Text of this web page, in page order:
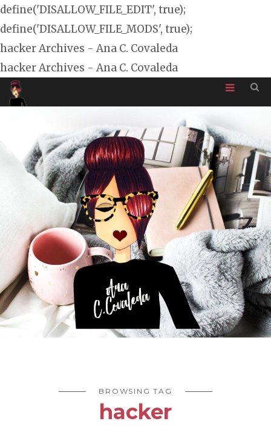
define('DISALLOW_FILE_EDIT', true);
define('DISALLOW_FILE_MODS', true);
hacker Archives - Ana C. Covaleda
hacker Archives - Ana C. Covaleda
BROWSING TAG
hacker